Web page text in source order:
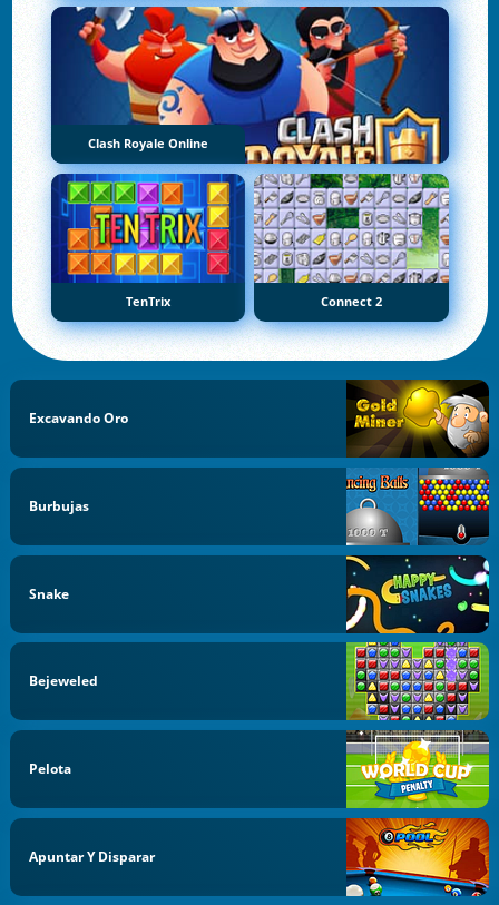
Clash Royale Online
TenTrix Connect 2
Excavando Oro
Burbujas
Snake
Bejeweled
Pelota
Apuntar Y Disparar